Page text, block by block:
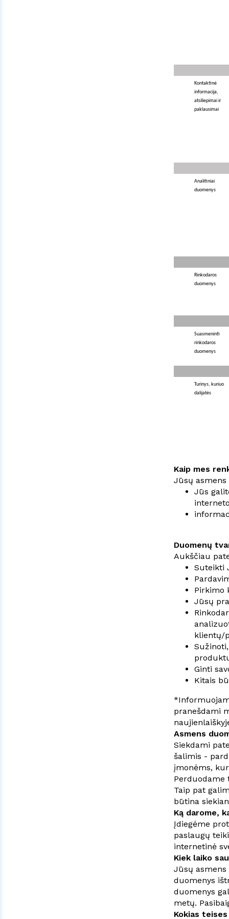
Kontaktinė
informacija,
atsiliepimai ir
paklausimai
Analitiniai
duomenys
Rinkodaros
duomenys
Suasmeninti
rinkodaros
duomenys
Turinys, kuriuo
dalijatės
Kaip mes
Jūsų
Jūs
Duomenų
Aukščiau
Suteikti
Pirkimo
Jūsų
klientų/
Ginti
Kitais
pranešdami
Asmens
Siekdami
šalimis -
įmonėms,
Perduodame
Taip pat
būtina
Ką darome,
Įdiegėme
paslaugų
internetinė
Kiek laiko
Jūsų
duomenys
duomenys
metų.
Kokias